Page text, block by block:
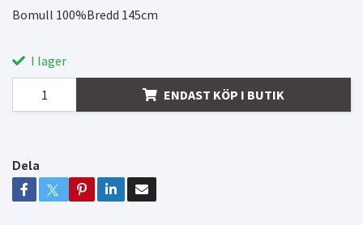
Bomull 100%Bredd 145cm
I lager
ENDAST KÖP I BUTIK
Dela